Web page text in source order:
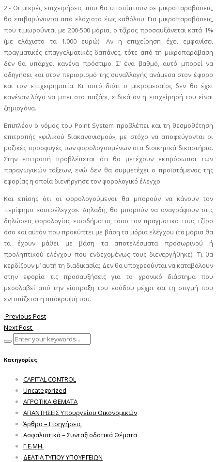
2.- Οι μικρές επιχειρήσεις που θα υποπίπτουν σε μικροπαραβάσεις,
θα επιβαρύνονται από ελάχιστα έως καθόλου. Για μικροπαραβάσεις,
που τιμωρούνται με 200-500 μόρια, ο τζίρος προσαυξάνεται κατά 1%
(με ελάχιστο τα 1.000 ευρώ). Αν η επιχείρηση έχει εμφανίσει
πραγματικές επαγγελματικές δαπάνες, τότε από τη μικροπαράβαση
δεν θα υπάρχει κανένα πρόστιμο. Σ’ ένα βαθμό, αυτό μπορεί να
οδηγήσει και στον περιορισμό της συναλλαγής ανάμεσα στον έφορο
και τον επιχειρηματία. Κι αυτό διότι ο μικρομεσαίος δεν θα έχει
κανέναν λόγο να μπει στο παζάρι, ειδικά αν η επιχείρησή του είναι
ζημιογόνα.
Επιπλέον ο νόμος του Point System προβλέπει και τη θεσμοθέτηση
επιτροπής «φιλικού διακανονισμού», με στόχο να αποφεύγονται οι
μαζικές προσφυγές των φορολογουμένων στα διοικητικά δικαστήρια.
Στην επιτροπή προβλέπεται ότι θα μετέχουν εκπρόσωποι των
παραγωγικών τάξεων, ενώ δεν θα συμμετέχει ο προϊστάμενος της
εφορίας η οποία διενήργησε τον φορολογικό έλεγχο.
Και επίσης ότι οι φορολογούμενοι θα μπορούν να κάνουν τον
περίφημο «αυτοέλεγχο». Δηλαδή, θα μπορούν να αναγράφουν στις
δηλώσεις φορολογίας εισοδήματος τόσο τον πραγματικό τους τζίρο
όσο και αυτόν που προκύπτει με βάση τα μόρια ελέγχου (τα μόρια θα
τα έχουν μάθει με βάση τα αποτελέσματα προσωρινού ή
προληπτικού ελέγχου που ενδεχομένως τους διενεργήθηκε). Τι θα
κερδίζουν μ’ αυτή τη διαδικασία; Δεν θα υποχρεούνται να καταβάλουν
στην εφορία τις προσαυξήσεις για το χρονικό διάστημα που
μεσολαβεί από την είσπραξη του εσόδου μέχρι και τη στιγμή που
εντοπίζεται η απόκρυψή του.
Previous Post
Next Post
Κατηγορίες
CAPITAL CONTROL
Uncategorized
ΑΓΡΟΤΙΚΑ ΘΕΜΑΤΑ
ΑΠΑΝΤΗΣΕΙΣ Υπουργείου Οικονομικών
Άρθρα – Εισηγήσεις
Ασφαλιστικά – Συνταξιοδοτικά Θέματα
Γ.Ε.ΜΗ.
ΔΕΛΤΙΑ ΤΥΠΟΥ ΥΠΟΥΡΓΕΙΩΝ